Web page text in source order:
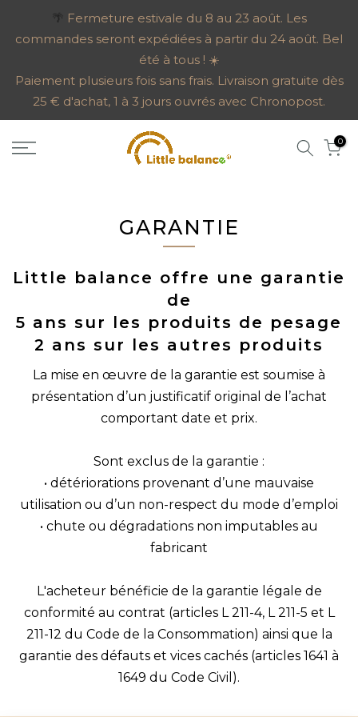
au
🌴 Fermeture estivale du 8 au 23 août. Les
commandes seront expédiées à partir du 24 août. Bel
été à tous ! ☀️
Paiement plusieurs fois sans frais. Livraison gratuite dès
25 € d'achat, 1 à 3 jours ouvrés avec Chronopost.
0
GARANTIE
Little balance offre une garantie
de
5 ans sur les produits de pesage
2 ans sur les autres produits
La mise en œuvre de la garantie est soumise à
présentation d’un justificatif original de l’achat
comportant date et prix.
Sont exclus de la garantie :
• détériorations provenant d’une mauvaise
utilisation ou d’un non-respect du mode d’emploi
• chute ou dégradations non imputables au
fabricant
L'acheteur bénéficie de la garantie légale de
conformité au contrat (articles L 211-4, L 211-5 et L
211-12 du Code de la Consommation) ainsi que la
garantie des défauts et vices cachés (articles 1641 à
1649 du Code Civil).